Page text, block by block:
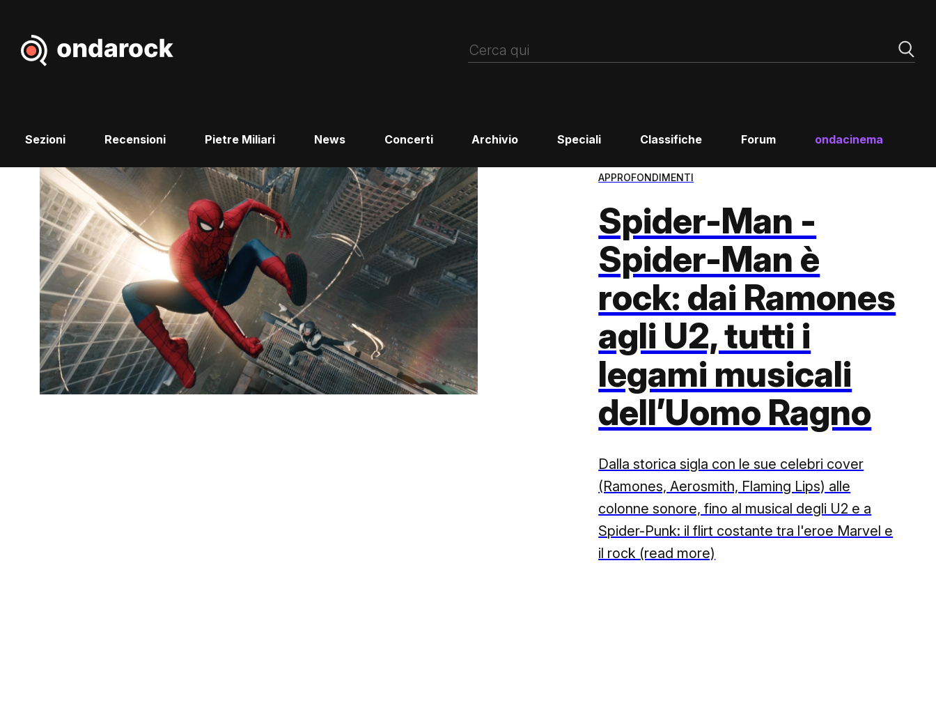
Sezioni Recensioni Pietre Miliari News Concerti Archivio Speciali Classifiche Forum ondacinema
APPROFONDIMENTI
Spider-Man -
Spider-Man è
rock: dai Ramones
agli U2, tutti i
legami musicali
dell’Uomo Ragno
Dalla storica sigla con le sue celebri cover
(Ramones, Aerosmith, Flaming Lips) alle
colonne sonore, fino al musical degli U2 e a
Spider-Punk: il flirt costante tra l'eroe Marvel e
il rock (read more)